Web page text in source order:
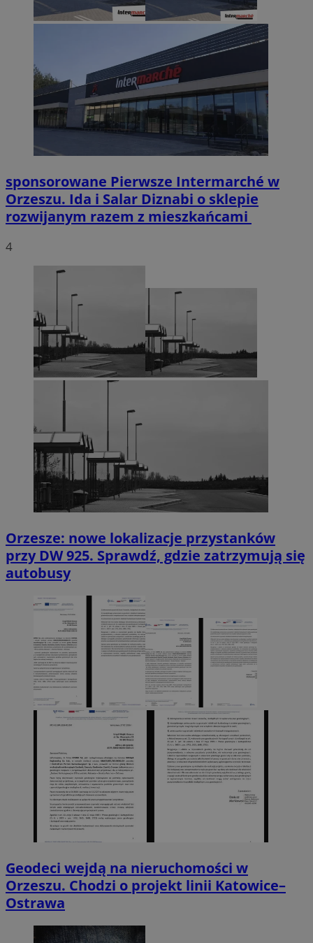
sponsorowane Pierwsze Intermarché w
Orzeszu. Ida i Salar Diznabi o sklepie
rozwijanym razem z mieszkańcami
4
Orzesze: nowe lokalizacje przystanków
przy DW 925. Sprawdź, gdzie zatrzymują się
autobusy
Geodeci wejdą na nieruchomości w
Orzeszu. Chodzi o projekt linii Katowice–
Ostrawa